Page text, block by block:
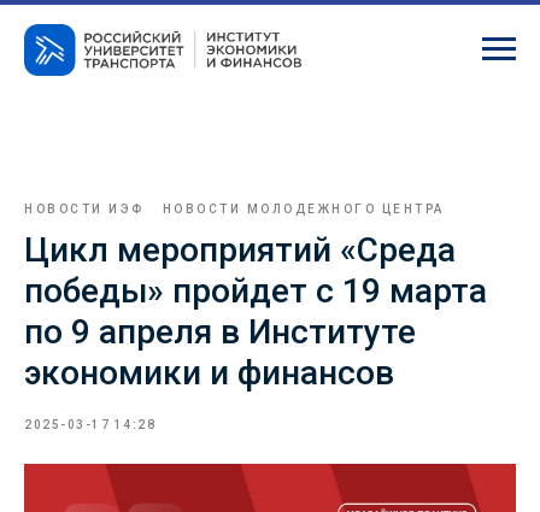
НОВОСТИ ИЭФ НОВОСТИ МОЛОДЕЖНОГО ЦЕНТРА
Цикл мероприятий «Среда
победы» пройдет с 19 марта
по 9 апреля в Институте
экономики и финансов
2025-03-17 14:28